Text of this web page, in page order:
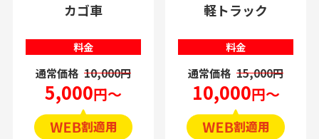
カゴ車
料金
通常価格 10,000円
5,000円～
軽トラック
料金
通常価格 15,000円
10,000円～